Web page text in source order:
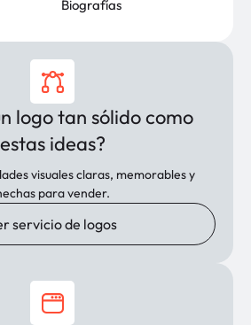
Biografías
logo tan sólido como
estas ideas?
visuales claras, memorables y
para vender.
servicio de logos